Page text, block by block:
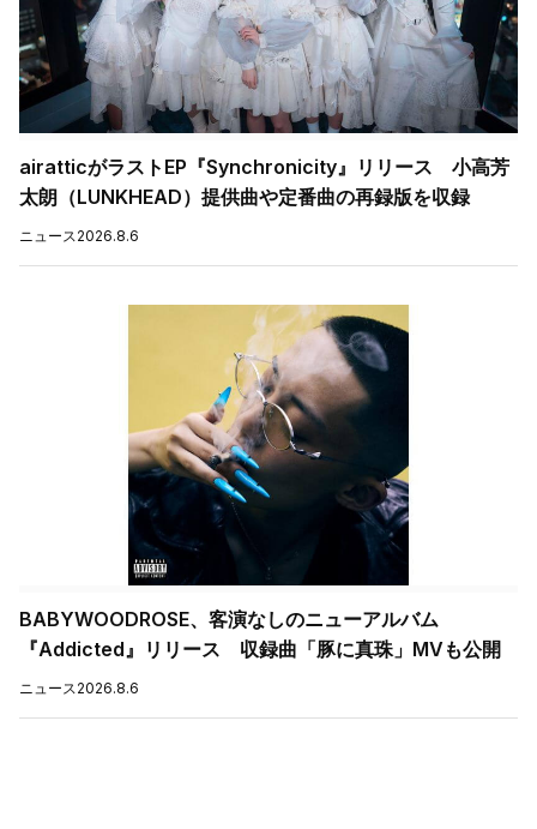
airatticがラストEP『Synchronicity』リリース 小高芳
太朗（LUNKHEAD）提供曲や定番曲の再録版を収録
ニュース2026.8.6
BABYWOODROSE、客演なしのニューアルバム
『Addicted』リリース 収録曲「豚に真珠」MVも公開
ニュース2026.8.6